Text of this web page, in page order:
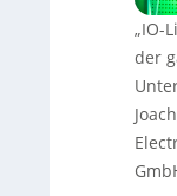
„IO-
der